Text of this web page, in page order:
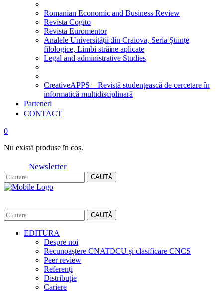
Romanian Economic and Business Review
Revista Cogito
Revista Euromentor
Analele Universității din Craiova, Seria Științe
filologice, Limbi străine aplicate
Legal and administrative Studies
CreativeAPPS – Revistă studențească de cercetare în
informatică multidisciplinară
Parteneri
CONTACT
0
Nu există produse în coș.
Newsletter
CAUTĂ
CAUTĂ
EDITURA
Despre noi
Recunoaștere CNATDCU și clasificare CNCS
Peer review
Referenți
Distribuție
Cariere